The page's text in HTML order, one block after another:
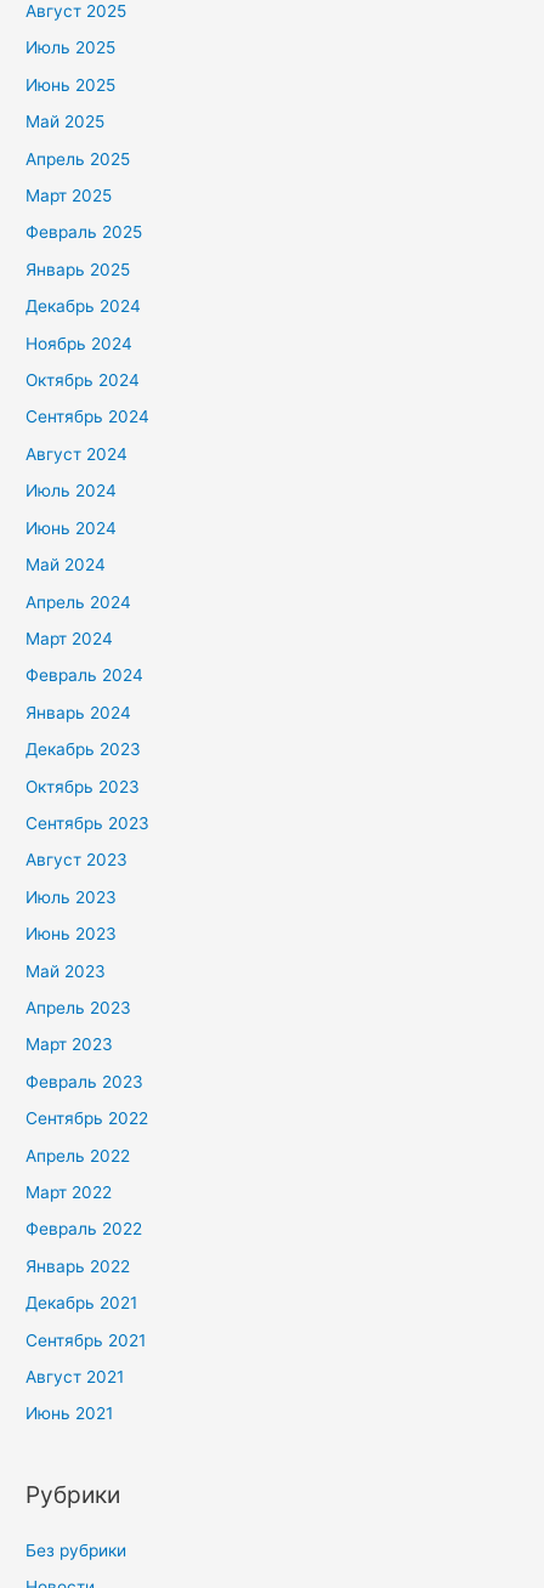
Август 2025
Июль 2025
Июнь 2025
Май 2025
Апрель 2025
Март 2025
Февраль 2025
Январь 2025
Декабрь 2024
Ноябрь 2024
Октябрь 2024
Сентябрь 2024
Август 2024
Июль 2024
Июнь 2024
Май 2024
Апрель 2024
Март 2024
Февраль 2024
Январь 2024
Декабрь 2023
Октябрь 2023
Сентябрь 2023
Август 2023
Июль 2023
Июнь 2023
Май 2023
Апрель 2023
Март 2023
Февраль 2023
Сентябрь 2022
Апрель 2022
Март 2022
Февраль 2022
Январь 2022
Декабрь 2021
Сентябрь 2021
Август 2021
Июнь 2021
Рубрики
Без рубрики